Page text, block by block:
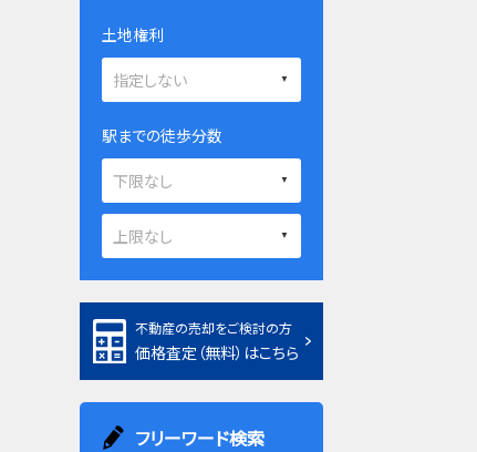
土地権利
駅までの徒歩分数
不動産の売却をご検討の方
価格査定（無料）はこちら
フリーワード検索